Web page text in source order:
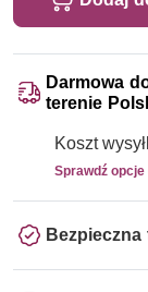
Darmowa
terenie
Koszt
Sprawdź